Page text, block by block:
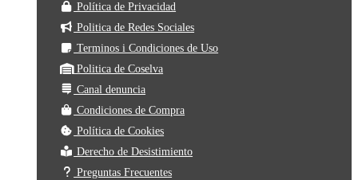
Política de Privacidad
Politica de Redes Sociales
Terminos i Condiciones de Uso
Politica de Coselva
Canal denuncia
Condiciones de Compra
Política de Cookies
Derecho de Desistimiento
Preguntas Frecuentes